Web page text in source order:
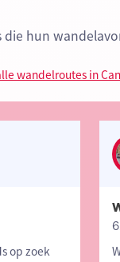
die hun
wandelroutes in
op zoek